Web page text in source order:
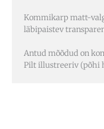
Kommikarp matt-
läbipaistev
Antud mõõdud on
Pilt illustreeriv (põhi